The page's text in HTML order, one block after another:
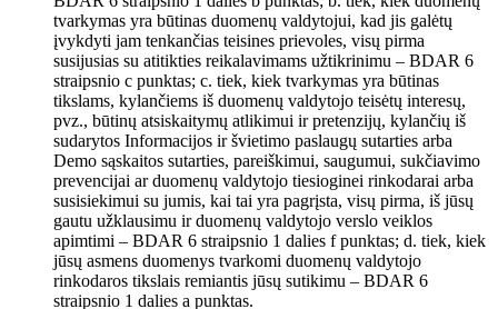
tvarkymas yra būtinas duomenų valdytojui, kad jis galėtų
įvykdyti jam tenkančias teisines prievoles, visų pirma
susijusias su atitikties reikalavimams užtikrinimu – BDAR 6
straipsnio c punktas; c. tiek, kiek tvarkymas yra būtinas
tikslams, kylančiems iš duomenų valdytojo teisėtų interesų,
pvz., būtinų atsiskaitymų atlikimui ir pretenzijų, kylančių iš
sudarytos Informacijos ir švietimo paslaugų sutarties arba
Demo sąskaitos sutarties, pareiškimui, saugumui, sukčiavimo
prevencijai ar duomenų valdytojo tiesioginei rinkodarai arba
susisiekimui su jumis, kai tai yra pagrįsta, visų pirma, iš jūsų
gautu užklausimu ir duomenų valdytojo verslo veiklos
apimtimi – BDAR 6 straipsnio 1 dalies f punktas; d. tiek, kiek
jūsų asmens duomenys tvarkomi duomenų valdytojo
rinkodaros tikslais remiantis jūsų sutikimu – BDAR 6
straipsnio 1 dalies a punktas.